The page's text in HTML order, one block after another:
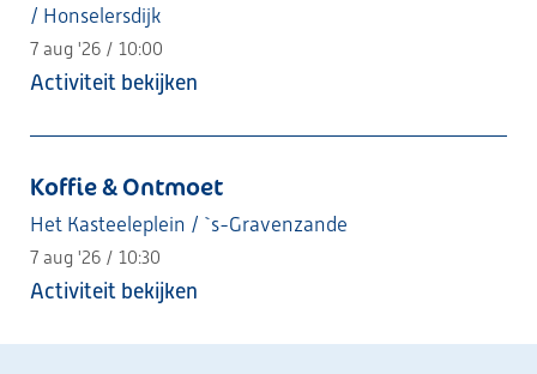
/ Honselersdijk
7 aug '26 / 10:00
Activiteit bekijken
Koffie & Ontmoet
Het Kasteeleplein / `s-Gravenzande
7 aug '26 / 10:30
Activiteit bekijken